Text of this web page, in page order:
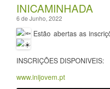
INICAMINHADA
6 de Junho, 2022
Estão abertas as
INSCRIÇÕES DISPONIVEIS:
www.inijovem.pt